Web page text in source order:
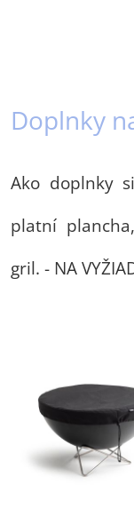
Doplnky
Ako doplnky
platní
gril. - NA